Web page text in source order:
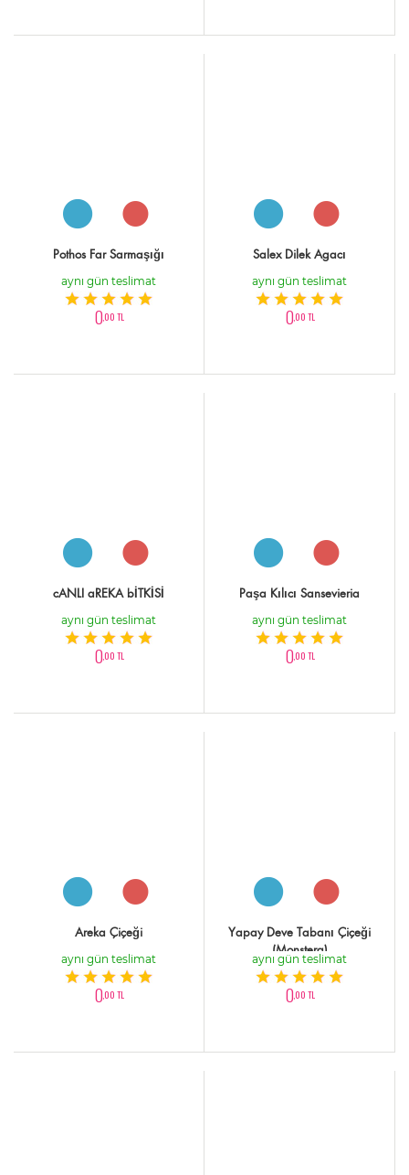
Pothos Far Sarmaşığı
aynı gün teslimat
0,00 TL
Salex Dilek Agacı
aynı gün teslimat
0,00 TL
cANLI aREKA bİTKİSİ
aynı gün teslimat
0,00 TL
Paşa Kılıcı Sansevieria
aynı gün teslimat
0,00 TL
Areka Çiçeği
aynı gün teslimat
0,00 TL
Yapay Deve Tabanı Çiçeği
(Monstera)
aynı gün teslimat
0,00 TL